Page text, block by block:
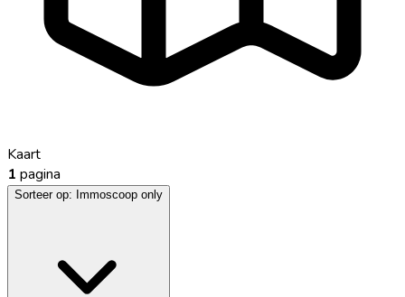
Kaart
1 pagina
Sorteer op: Immoscoop only